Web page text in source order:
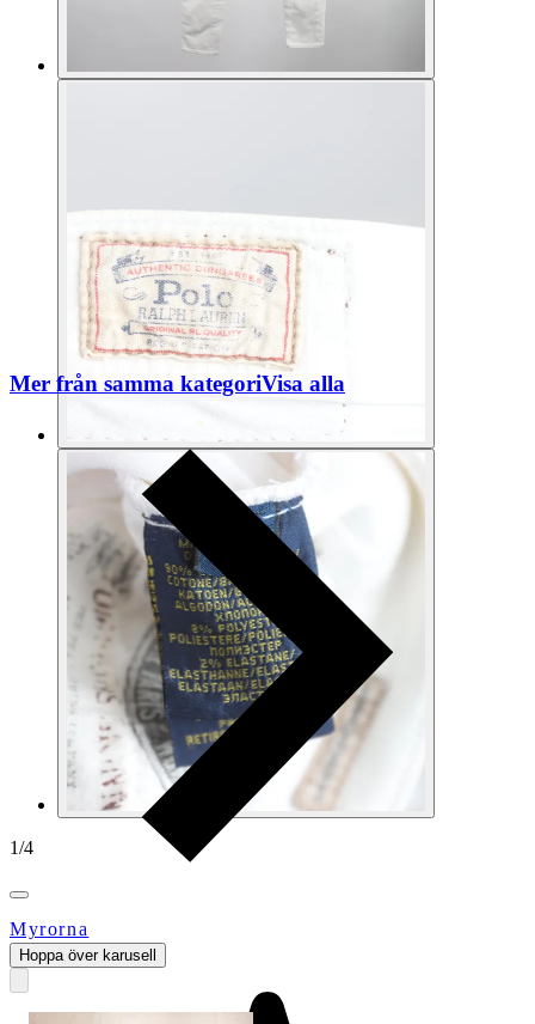
1/4
Myrorna
Mer från samma kategoriVisa alla
Hoppa över karusell